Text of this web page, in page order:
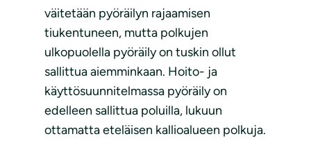
väitetään pyöräilyn rajaamisen
tiukentuneen, mutta polkujen
ulkopuolella pyöräily on tuskin ollut
sallittua aiemminkaan. Hoito- ja
käyttösuunnitelmassa pyöräily on
edelleen sallittua poluilla, lukuun
ottamatta eteläisen kallioalueen polkuja.